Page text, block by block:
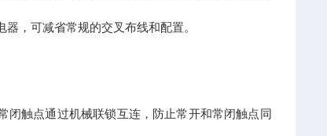
，可减省常规的交叉布线和配置。
闭触点通过机械联锁互连，防止常开和常闭触点同